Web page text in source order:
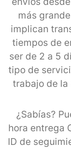
más
implican
tiempos de
ser de 2 a 5
tipo de
trabajo de la
¿Sabías?
hora entrega
ID de